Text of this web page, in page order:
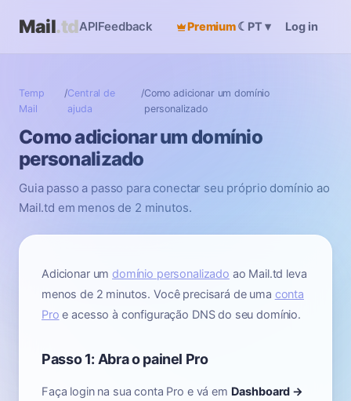
Mail.tdAPIFeedback Premium☾ PT ▾ Log in
Temp
Mail
/Central de
ajuda
/Como adicionar um domínio
personalizado
Como adicionar um domínio
personalizado
Guia passo a passo para conectar seu próprio domínio ao
Mail.td em menos de 2 minutos.
Adicionar um domínio personalizado ao Mail.td leva
menos de 2 minutos. Você precisará de uma conta
Pro e acesso à configuração DNS do seu domínio.
Passo 1: Abra o painel Pro
Faça login na sua conta Pro e vá em Dashboard →